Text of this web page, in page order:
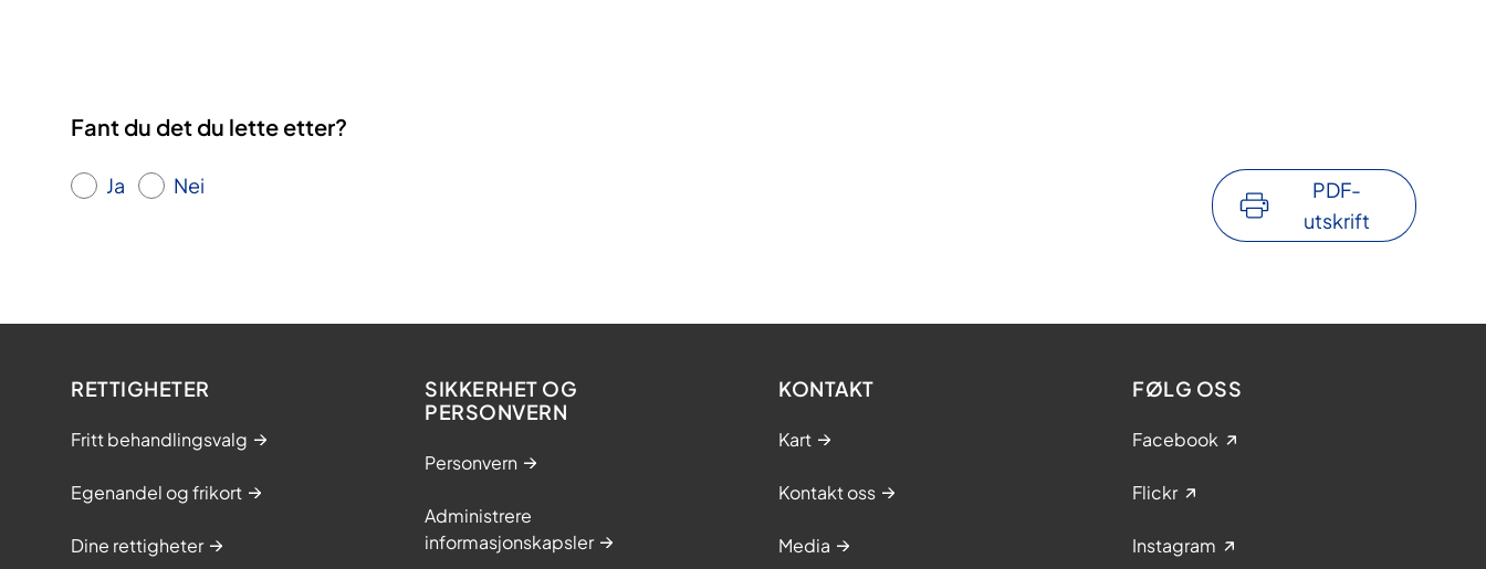
Fant du det du lette etter?
Ja Nei
PDF-
utskrift
RETTIGHETER
Fritt behandlingsvalg
Egenandel og frikort
Dine rettigheter
SIKKERHET OG
PERSONVERN
Personvern
Administrere
informasjonskapsler
KONTAKT
Kart
Kontakt oss
Media
FØLG OSS
Facebook
Flickr
Instagram